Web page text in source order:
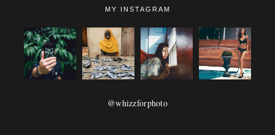
MY INSTAGRAM
@whizzforphoto